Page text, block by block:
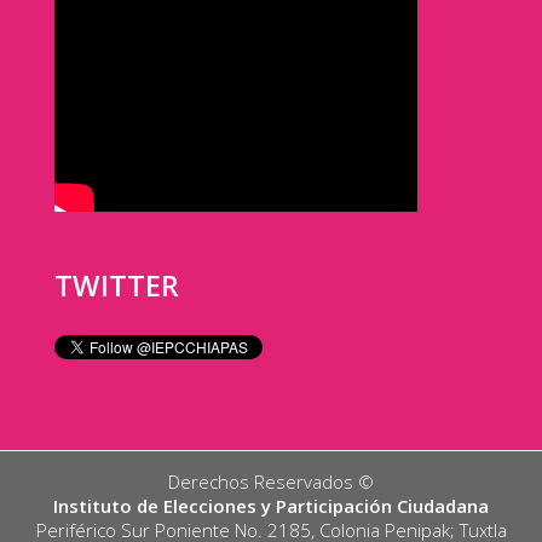
TWITTER
Derechos Reservados ©️
Instituto de Elecciones y Participación Ciudadana
Periférico Sur Poniente No. 2185, Colonia Penipak; Tuxtla